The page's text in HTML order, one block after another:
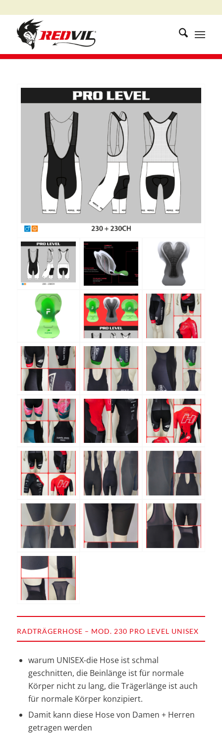
RADTRÄGERHOSE – MOD. 230 PRO LEVEL UNISEX
warum UNISEX-die Hose ist schmal
geschnitten, die Beinlänge ist für normale
Körper nicht zu lang, die Trägerlänge ist auch
für normale Körper konzipiert.
Damit kann diese Hose von Damen + Herren
getragen werden